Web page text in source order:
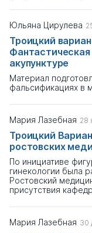
Юльяна Цирулева
Троицкий
Фантастическая
акупунктуре
Материал
фальсификациях в
Мария Лазебная 28
Троицкий
ростовских
По инициативе
гинекологии была
Ростовский
присутствия
Мария Лазебная 30